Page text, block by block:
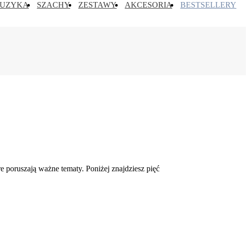
SZACHY ZESTAWY AKCESORIA BESTSELLERY
ważne tematy. Poniżej znajdziesz pięć